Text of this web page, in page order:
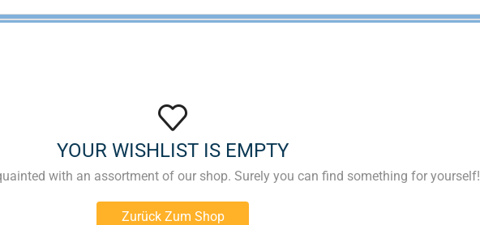
YOUR WISHLIST IS EMPTY
with an assortment of our shop. Surely you can find something for yourself!
Zurück Zum Shop